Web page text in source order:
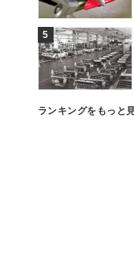
ランキングをもっと